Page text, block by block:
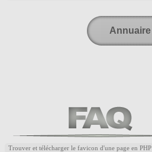
Annuaire
Trouver et télécharger le favicon d'une page en PHP